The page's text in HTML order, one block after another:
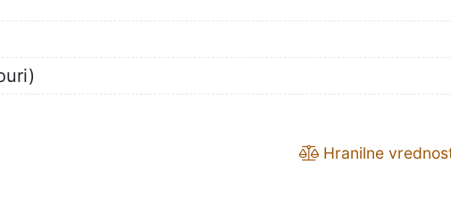
Hranilne